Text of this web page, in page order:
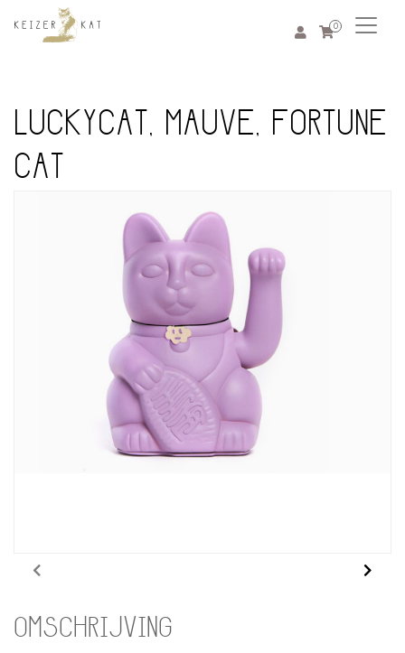
0
LUCKYCAT, MAUVE, FORTUNE
CAT
OMSCHRIJVING